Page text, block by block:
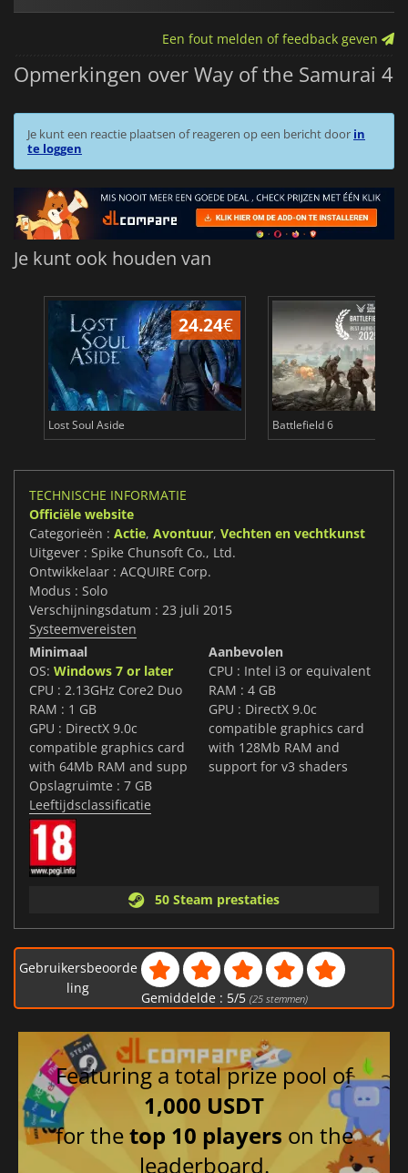
Een fout melden of feedback geven
Opmerkingen over Way of the Samurai 4
Je kunt een reactie plaatsen of reageren op een bericht door in
te loggen
Je kunt ook houden van
24.24€
Lost Soul Aside Battlefield 6
TECHNISCHE INFORMATIE
Officiële website
Categorieën : Actie, Avontuur, Vechten en vechtkunst
Uitgever : Spike Chunsoft Co., Ltd.
Ontwikkelaar : ACQUIRE Corp.
Modus : Solo
Verschijningsdatum : 23 juli 2015
Systeemvereisten
Minimaal
OS: Windows 7 or later
CPU : 2.13GHz Core2 Duo
RAM : 1 GB
GPU : DirectX 9.0c
compatible graphics card
with 64Mb RAM and supp
Opslagruimte : 7 GB
Aanbevolen
CPU : Intel i3 or equivalent
RAM : 4 GB
GPU : DirectX 9.0c
compatible graphics card
with 128Mb RAM and
support for v3 shaders
Leeftijdsclassificatie
50 Steam prestaties
Gebruikersbeoorde
ling
Gemiddelde : 5/5 (25stemmen)
Featuring a total prize pool of
1,000 USDT
for thetop 10 players on the
leaderboard.